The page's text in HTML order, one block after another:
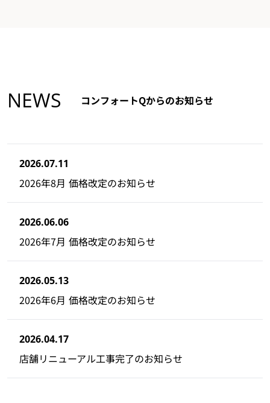
NEWS コンフォートQからのお知らせ
2026.07.11
2026年8月 価格改定のお知らせ
2026.06.06
2026年7月 価格改定のお知らせ
2026.05.13
2026年6月 価格改定のお知らせ
2026.04.17
店舗リニューアル工事完了のお知らせ